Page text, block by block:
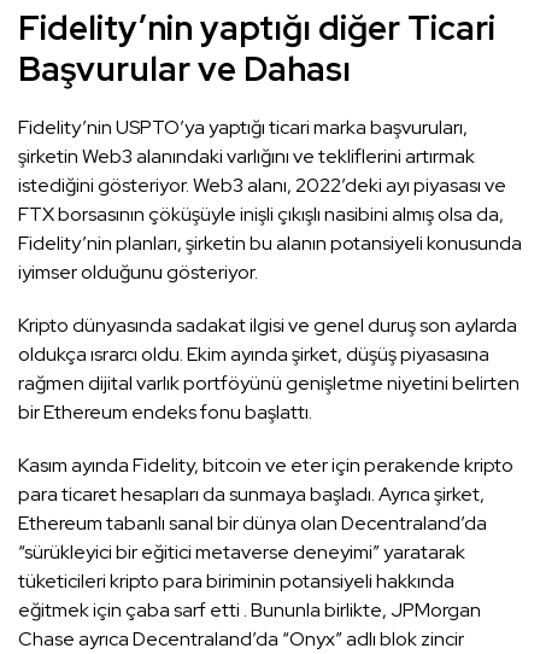
Fidelity’nin yaptığı diğer Ticari
Başvurular ve Dahası
Fidelity’nin USPTO’ya yaptığı ticari marka başvuruları,
şirketin Web3 alanındaki varlığını ve tekliflerini artırmak
istediğini gösteriyor. Web3 alanı, 2022’deki ayı piyasası ve
FTX borsasının çöküşüyle ​​inişli çıkışlı nasibini almış olsa da,
Fidelity’nin planları, şirketin bu alanın potansiyeli konusunda
iyimser olduğunu gösteriyor.
Kripto dünyasında sadakat ilgisi ve genel duruş son aylarda
oldukça ısrarcı oldu. Ekim ayında şirket, düşüş piyasasına
rağmen dijital varlık portföyünü genişletme niyetini belirten
bir Ethereum endeks fonu başlattı.
Kasım ayında Fidelity, bitcoin ve eter için perakende kripto
para ticaret hesapları da sunmaya başladı. Ayrıca şirket,
Ethereum tabanlı sanal bir dünya olan Decentraland’da
“sürükleyici bir eğitici metaverse deneyimi” yaratarak
tüketicileri kripto para biriminin potansiyeli hakkında
eğitmek için çaba sarf etti . Bununla birlikte, JPMorgan
Chase ayrıca Decentraland’da “Onyx” adlı blok zincir